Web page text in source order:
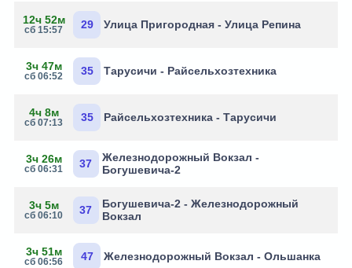
12ч 52м
сб 15:57 29 Улица Пригородная - Улица Репина
3ч 47м
сб 06:52 35 Тарусичи - Райсельхозтехника
4ч 8м
сб 07:13 35 Райсельхозтехника - Тарусичи
3ч 26м
сб 06:31 37
Железнодорожный Вокзал -
Богушевича-2
3ч 5м
сб 06:10 37
Богушевича-2 - Железнодорожный
Вокзал
3ч 51м
сб 06:56 47 Железнодорожный Вокзал - Ольшанка